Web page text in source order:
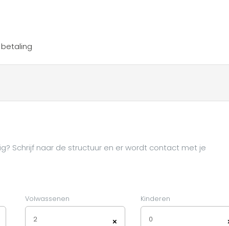
Schrijf naar de structuur en er wordt contact met je
Volwassenen
×
2
Kinderen
0